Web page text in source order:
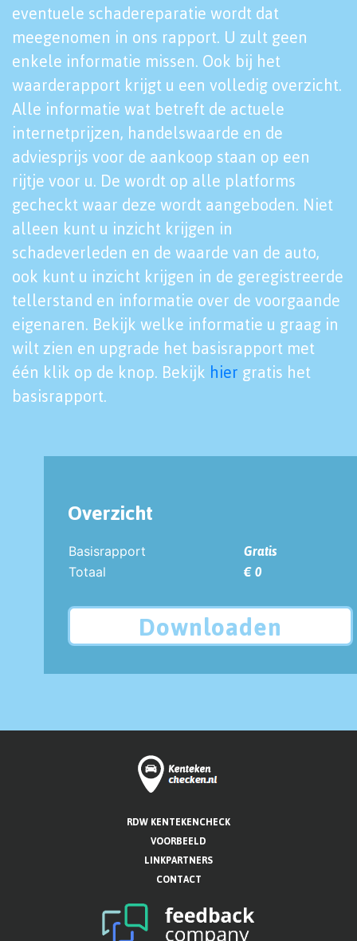
eventuele schadereparatie wordt dat
meegenomen in ons rapport. U zult geen
enkele informatie missen. Ook bij het
waarderapport krijgt u een volledig overzicht.
Alle informatie wat betreft de actuele
internetprijzen, handelswaarde en de
adviesprijs voor de aankoop staan op een
rijtje voor u. De wordt op alle platforms
gecheckt waar deze wordt aangeboden. Niet
alleen kunt u inzicht krijgen in
schadeverleden en de waarde van de auto,
ook kunt u inzicht krijgen in de geregistreerde
tellerstand en informatie over de voorgaande
eigenaren. Bekijk welke informatie u graag in
wilt zien en upgrade het basisrapport met
één klik op de knop. Bekijk hier gratis het
basisrapport.
Overzicht
Basisrapport
Gratis
Totaal
€ 0
Downloaden
RDW KENTEKENCHECK
VOORBEELD
LINKPARTNERS
CONTACT